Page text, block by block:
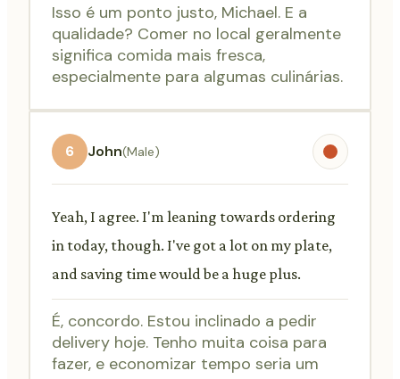
Isso é um ponto justo, Michael. E a
qualidade? Comer no local geralmente
significa comida mais fresca,
especialmente para algumas culinárias.
6 John(Male)
Yeah, I agree. I'm leaning towards ordering
in today, though. I've got a lot on my plate,
and saving time would be a huge plus.
É, concordo. Estou inclinado a pedir
delivery hoje. Tenho muita coisa para
fazer, e economizar tempo seria um